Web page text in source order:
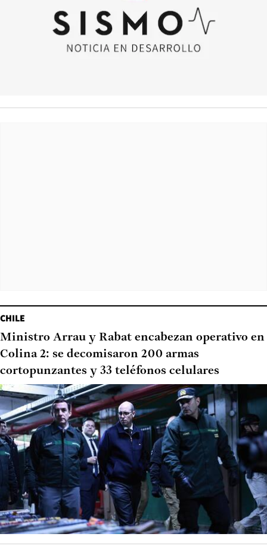
CHILE
Ministro Arrau y Rabat encabezan operativo en
Colina 2: se decomisaron 200 armas
cortopunzantes y 33 teléfonos celulares